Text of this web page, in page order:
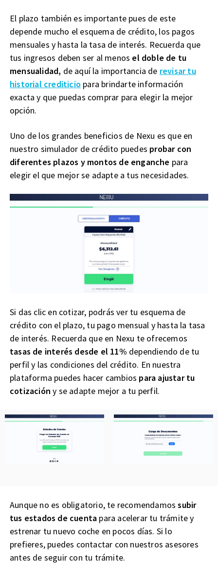
El plazo también es importante pues de este
depende mucho el esquema de crédito, los pagos
mensuales y hasta la tasa de interés. Recuerda que
tus ingresos deben ser al menos el doble de tu
mensualidad, de aquí la importancia de revisar tu
historial crediticio para brindarte información
exacta y que puedas comprar para elegir la mejor
opción.
Uno de los grandes beneficios de Nexu es que en
nuestro simulador de crédito puedes probar con
diferentes plazos y montos de enganche para
elegir el que mejor se adapte a tus necesidades.
Si das clic en cotizar, podrás ver tu esquema de
crédito con el plazo, tu pago mensual y hasta la tasa
de interés. Recuerda que en Nexu te ofrecemos
tasas de interés desde el 11% dependiendo de tu
perfil y las condiciones del crédito. En nuestra
plataforma puedes hacer cambios para ajustar tu
cotización y se adapte mejor a tu perfil.
Aunque no es obligatorio, te recomendamossubir
tus estados de cuenta para acelerar tu trámite y
estrenar tu nuevo coche en pocos días. Si lo
prefieres, puedes contactar con nuestros asesores
antes de seguir con tu trámite.